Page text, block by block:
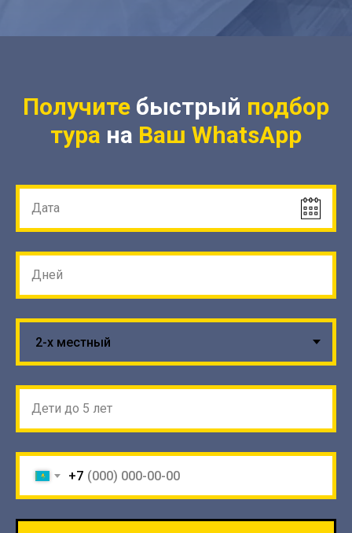
Получите быстрый подбор
тура на Ваш WhatsApp
Дата
Дней
Дети до 5 лет
+7